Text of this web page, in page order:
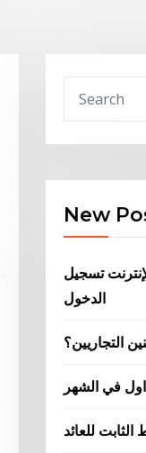
New
تسجيل
الدخول
التجاريين؟
في الشهر
للعائد